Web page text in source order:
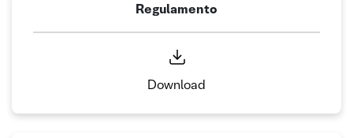
Regulamento
Download